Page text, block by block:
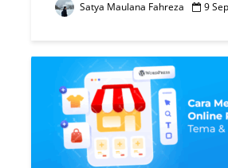
Satya Maulana Fahreza 9